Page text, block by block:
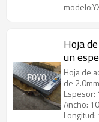
Hoja
un
Hoja de
de 2.0mm
Espesor:
Ancho: